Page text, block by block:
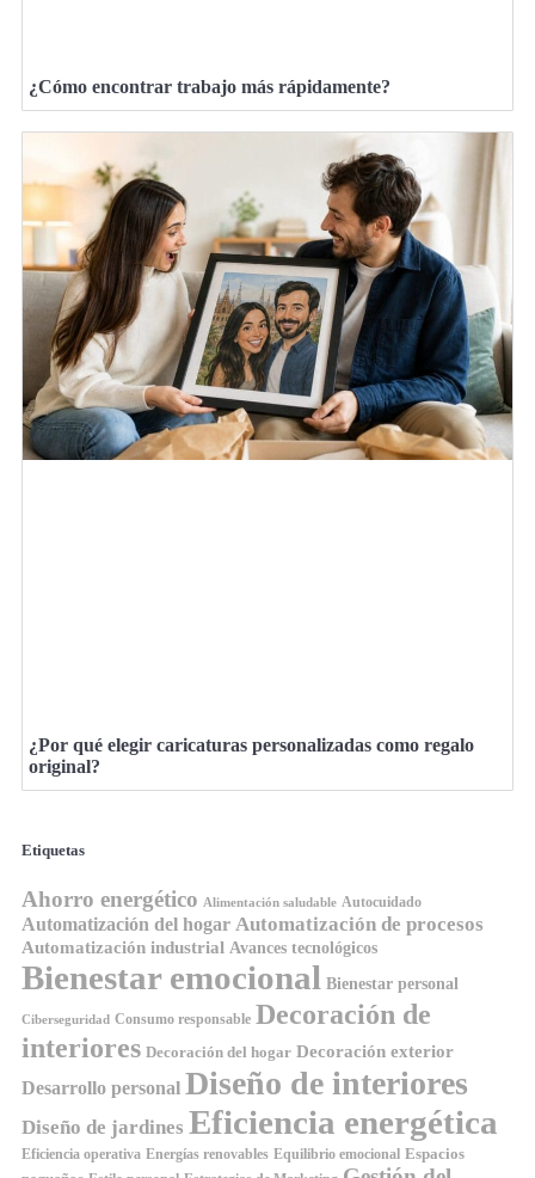
¿Cómo encontrar trabajo más rápidamente?
¿Por qué elegir caricaturas personalizadas como regalo
original?
Etiquetas
Ahorro energético Alimentación saludable Autocuidado
Automatización del hogar Automatización de procesos
Automatización industrial Avances tecnológicos
Bienestar emocional Bienestar personal
Ciberseguridad Consumo responsable Decoración de
interiores Decoración del hogar Decoración exterior
Desarrollo personal Diseño de interiores
Diseño de jardines Eficiencia energética
Eficiencia operativa Energías renovables Equilibrio emocional Espacios